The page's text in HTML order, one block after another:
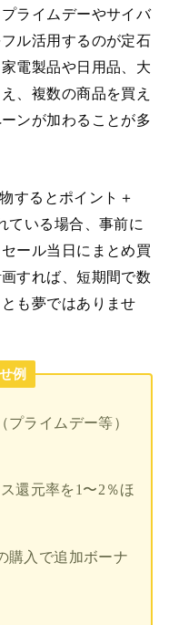
ライムデーやサイバ
ル活用するのが定石
電製品や日用品、大
、複数の商品を買え
ンが加わることが多
するとポイント＋
ている場合、事前に
ール当日にまとめ買
すれば、短期間で数
も夢ではありませ
例
ライムデー等）
還元率を1〜2％ほ
購入で追加ボーナ